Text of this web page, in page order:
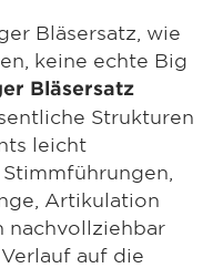
Bläsersatz, wie
keine echte Big
Bläsersatz
Strukturen
leicht
Artikulation
nachvollziehbar
auf die